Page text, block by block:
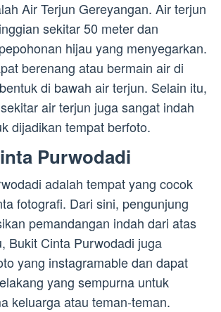
Air Terjun Gereyangan. Air terjun
sekitar 50 meter dan
hijau yang menyegarkan.
berenang atau bermain air di
di bawah air terjun. Selain itu,
air terjun juga sangat indah
dijadikan tempat berfoto.
Purwodadi
adalah tempat yang cocok
fotografi. Dari sini, pengunjung
pemandangan indah dari atas
Bukit Cinta Purwodadi juga
yang instagramable dan dapat
yang sempurna untuk
keluarga atau teman-teman.